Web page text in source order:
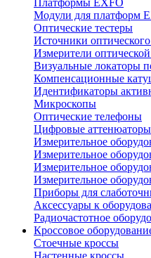
Модули для платформ
Оптические тестеры
Источники
Измерители
Визуальные локаторы
Компенсационные
Идентификаторы
Микроскопы
Оптические телефоны
Цифровые аттенюаторы
Измерительное
Измерительное
Измерительное
Измерительное
Приборы для
Аксессуары к
Радиочастотное
Кроссовое
Стоечные кроссы
Настенные кроссы